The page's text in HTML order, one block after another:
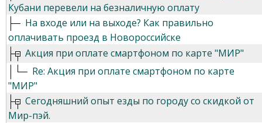
Кубани перевели на безналичную оплату
На входе или на выходе? Как правильно
оплачивать проезд в Новороссийске
Акция при оплате смартфоном по карте "МИР"
Re: Акция при оплате смартфоном по карте
"МИР"
Сегодняшний опыт езды по городу со скидкой от
Мир-пэй.